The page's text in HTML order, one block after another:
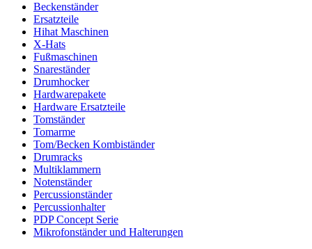
Beckenständer
Ersatzteile
Hihat Maschinen
X-Hats
Fußmaschinen
Snareständer
Drumhocker
Hardwarepakete
Hardware Ersatzteile
Tomständer
Tomarme
Tom/Becken Kombiständer
Drumracks
Multiklammern
Notenständer
Percussionständer
Percussionhalter
PDP Concept Serie
Mikrofonständer und Halterungen